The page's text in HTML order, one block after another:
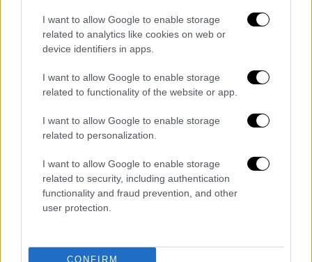
I want to allow Google to enable storage
related to analytics like cookies on web or
device identifiers in apps.
I want to allow Google to enable storage
related to functionality of the website or app.
I want to allow Google to enable storage
related to personalization.
I want to allow Google to enable storage
related to security, including authentication
functionality and fraud prevention, and other
user protection.
CONFIRM
εισοδηματική κλίμακα και θα λάβει 252 ευρώ
το μήνα.
εισοδηματική κλίμακα και αντί να λάβει 252
ευρώ επίδομα θα πάρει με την αύξηση του
150% συνολικά 630 ευρώ.
Χρήση της προπληρωμένης κάρτας
Σημειώνεται ότι ο κ. Γλούμης εξήγησε πως
πλέον τα επιδόματα θα πληρώνονται μέσω
προπληρωμένης κάρτας. «Ουσιαστικά με την
επιδομάτων θα λαμβάνουν το ποσό του